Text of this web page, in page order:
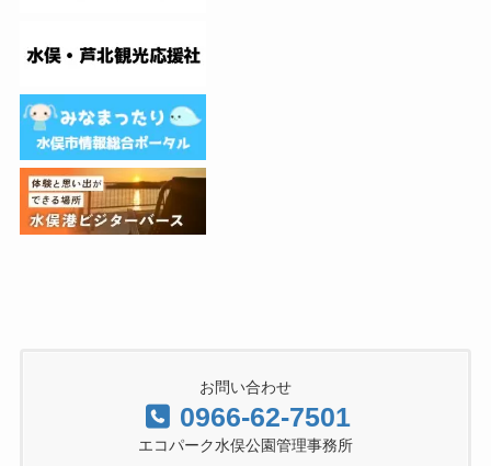
お問い合わせ
0966-62-7501
エコパーク水俣公園管理事務所